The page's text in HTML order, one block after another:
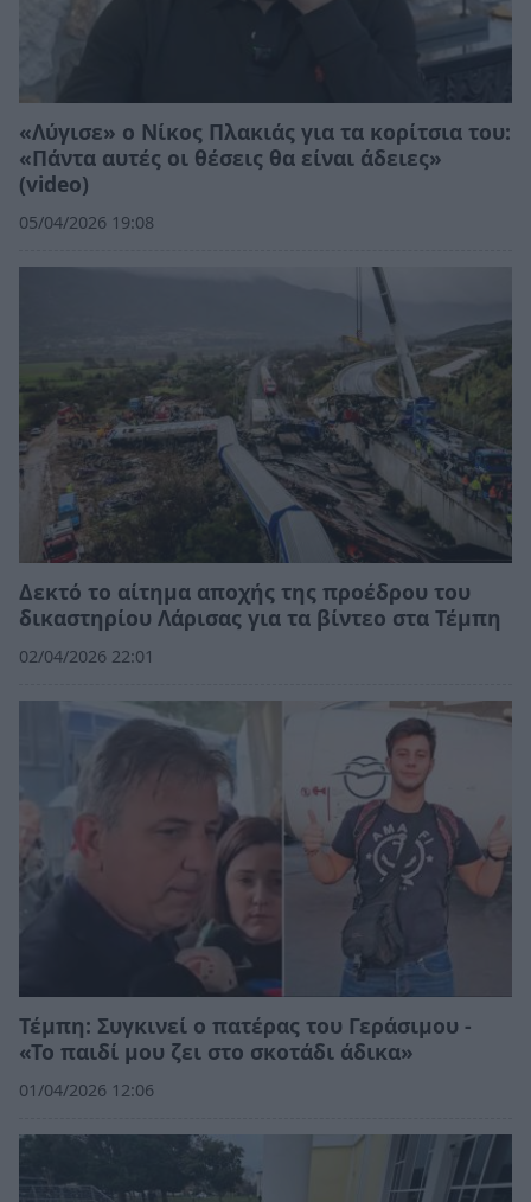
«Λύγισε» ο Νίκος Πλακιάς για τα κορίτσια του:
«Πάντα αυτές οι θέσεις θα είναι άδειες»
(video)
05/04/2026 19:08
Δεκτό το αίτημα αποχής της προέδρου του
δικαστηρίου Λάρισας για τα βίντεο στα Τέμπη
02/04/2026 22:01
Τέμπη: Συγκινεί ο πατέρας του Γεράσιμου -
«Το παιδί μου ζει στο σκοτάδι άδικα»
01/04/2026 12:06